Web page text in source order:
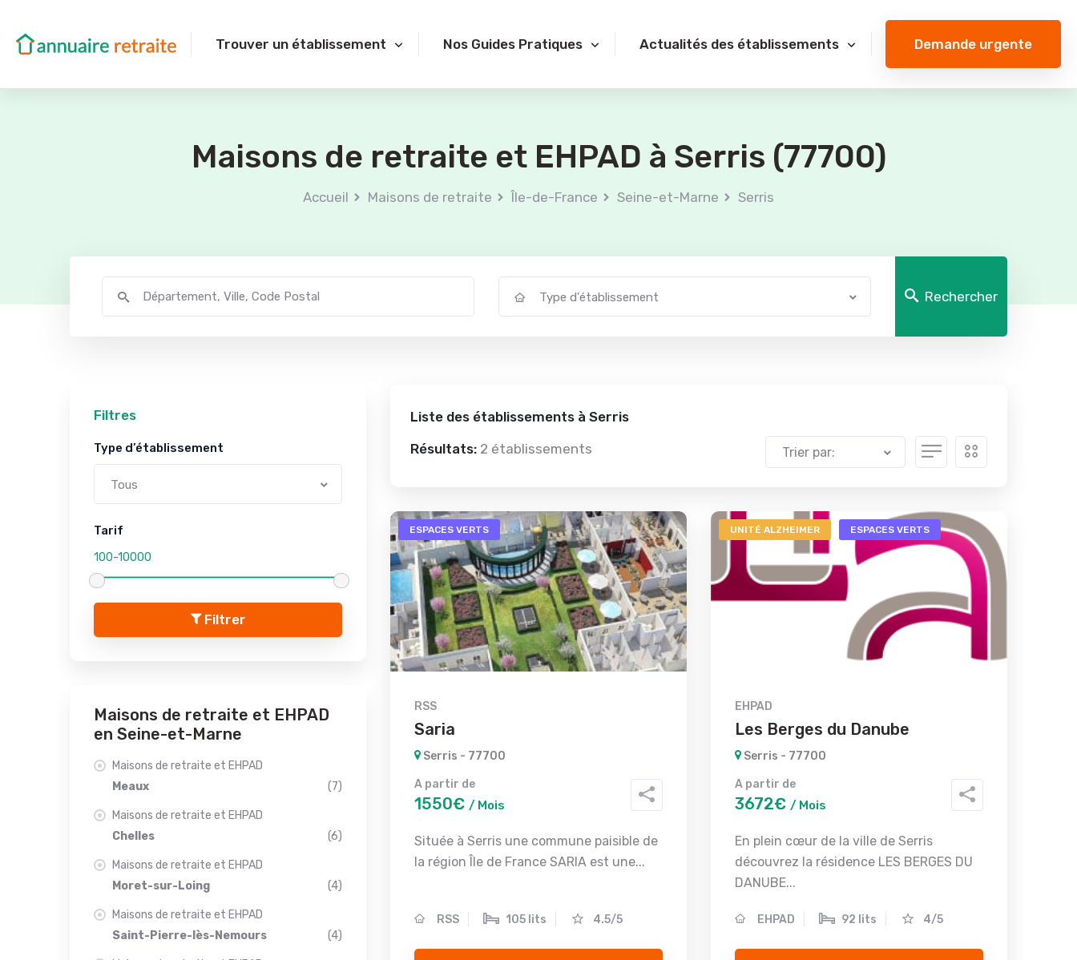
Trouver un établissement Nos Guides Pratiques Actualités des établissements Demande urgente
Maisons de retraite et EHPAD à Serris (77700)
Accueil Maisons de retraite Île-de-France Seine-et-Marne Serris
Type d'établissement Rechercher
Liste des établissements à Serris
Résultats: 2 établissements Trier par:
ESPACES VERTS
RSS
Saria
Serris - 77700
A partir de
1550€ / Mois
Située à Serris une commune paisible de
la région Île de France SARIA est une...
RSS 105 lits 4.5/5
UNITÉ ALZHEIMER ESPACES VERTS
EHPAD
Les Berges du Danube
Serris - 77700
A partir de
3672€ / Mois
En plein cœur de la ville de Serris
découvrez la résidence LES BERGES DU
DANUBE...
EHPAD 92 lits 4/5
Filtres
Type d’établissement
Tous
Tarif
Filtrer
Maisons de retraite et EHPAD
en Seine-et-Marne
Maisons de retraite et EHPAD
Meaux
(7)
Maisons de retraite et EHPAD
Chelles
(6)
Maisons de retraite et EHPAD
Moret-sur-Loing
(4)
Maisons de retraite et EHPAD
Saint-Pierre-lès-Nemours
(4)